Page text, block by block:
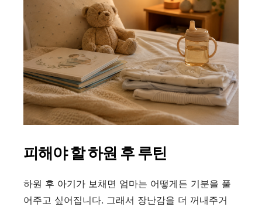
피해야 할 하원 후 루틴
하원 후 아기가 보채면 엄마는 어떻게든 기분을 풀
어주고 싶어집니다. 그래서 장난감을 더 꺼내주거